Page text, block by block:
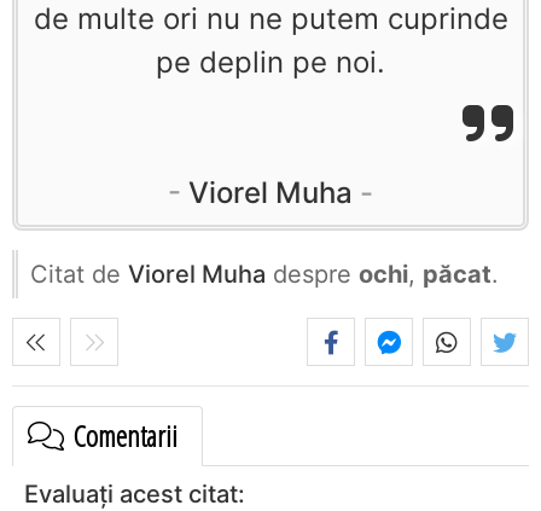
de multe ori nu ne putem cuprinde
pe deplin pe noi.
Viorel Muha
Citat de Viorel Muha despre ochi, păcat.
Comentarii
Evaluați acest citat: